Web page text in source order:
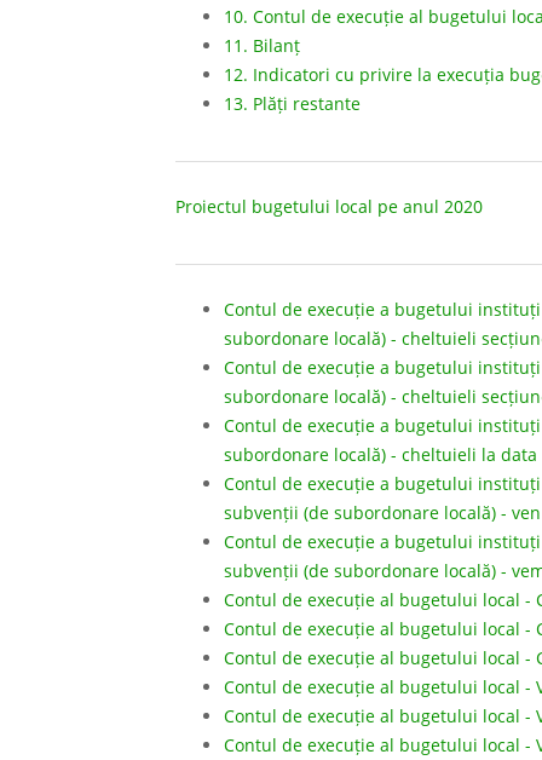
10. Contul de execuție al bugetului
11. Bilanț
12. Indicatori cu privire la execuția
13. Plăți restante
Proiectul bugetului local pe anul 2020
Contul de execuție a bugetului
subordonare locală) - cheltuieli
Contul de execuție a bugetului
subordonare locală) - cheltuieli
Contul de execuție a bugetului
subordonare locală) - cheltuieli la data
Contul de execuție a bugetului
subvenții (de subordonare locală) -
Contul de execuție a bugetului
subvenții (de subordonare locală) -
Contul de execuție al bugetului local -
Contul de execuție al bugetului local -
Contul de execuție al bugetului local -
Contul de execuție al bugetului local -
Contul de execuție al bugetului local -
Contul de execuție al bugetului local -